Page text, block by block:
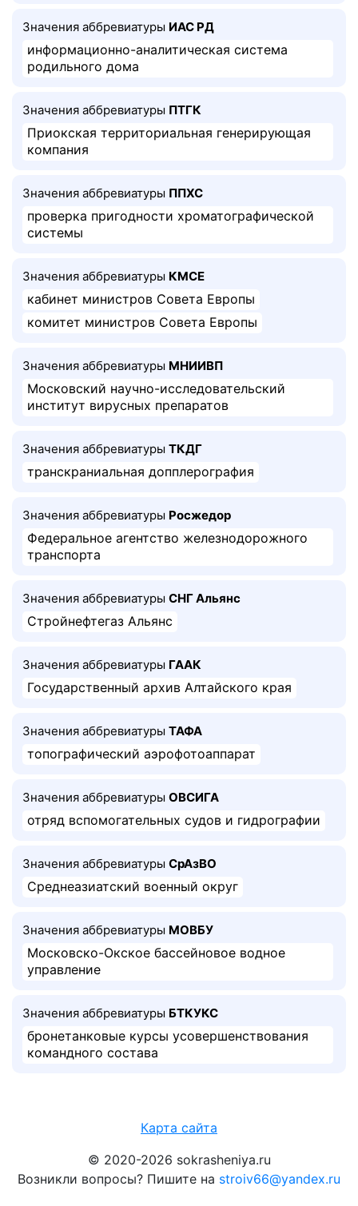
Значения аббревиатуры ИАС РД
информационно-аналитическая система
родильного дома
Значения аббревиатуры ПТГК
Приокская территориальная генерирующая
компания
Значения аббревиатуры ППХС
проверка пригодности хроматографической
системы
Значения аббревиатуры КМСЕ
кабинет министров Совета Европы
комитет министров Совета Европы
Значения аббревиатуры МНИИВП
Московский научно-исследовательский
институт вирусных препаратов
Значения аббревиатуры ТКДГ
транскраниальная допплерография
Значения аббревиатуры Росжедор
Федеральное агентство железнодорожного
транспорта
Значения аббревиатуры СНГ Альянс
Стройнефтегаз Альянс
Значения аббревиатуры ГААК
Государственный архив Алтайского края
Значения аббревиатуры ТАФА
топографический аэрофотоаппарат
Значения аббревиатуры ОВСИГА
отряд вспомогательных судов и гидрографии
Значения аббревиатуры СрАзВО
Среднеазиатский военный округ
Значения аббревиатуры МОВБУ
Московско-Окское бассейновое водное
управление
Значения аббревиатуры БТКУКС
бронетанковые курсы усовершенствования
командного состава
Карта сайта
© 2020-2026 sokrasheniya.ru
Возникли вопросы? Пишите на stroiv66@yandex.ru